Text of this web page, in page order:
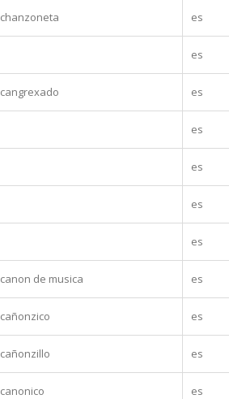
chanzoneta es
es
cangrexado es
es
es
es
es
canon de musica es
cañonzico es
cañonzillo es
canonico es